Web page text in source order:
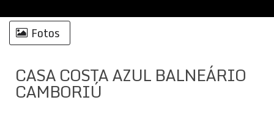
Fotos
CASA COSTA AZUL BALNEÁRIO
CAMBORIÚ